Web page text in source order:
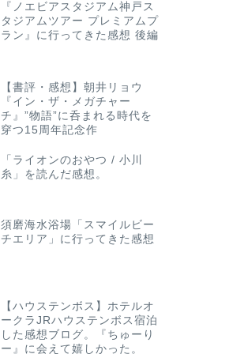
『ノエビアスタジアム神戸ス
タジアムツアー プレミアムプ
ラン』に行ってきた感想 後編
【書評・感想】朝井リョウ
『イン・ザ・メガチャー
チ』”物語”に呑まれる時代を
穿つ15周年記念作
「ライオンのおやつ / 小川
糸」を読んだ感想。
須磨海水浴場「スマイルビー
チエリア」に行ってきた感想
【ハウステンボス】ホテルオ
ークラJRハウステンボス宿泊
した感想ブログ。『ちゅーり
ー』に会えて嬉しかった。